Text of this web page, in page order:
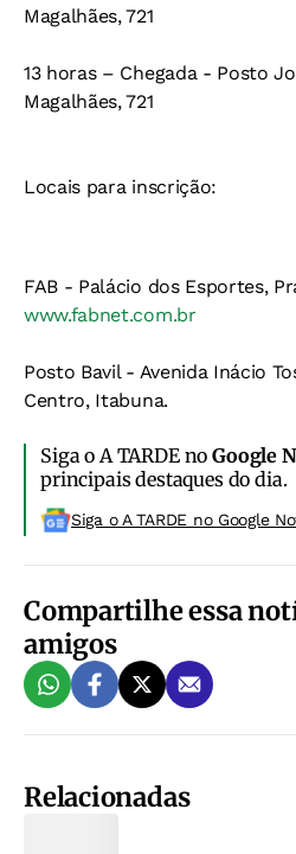
Magalhães, 721
13 horas – Chegada - Posto
Magalhães, 721
Locais para inscrição:
FAB - Palácio dos Esportes,
www.fabnet.com.br
Posto Bavil- Avenida Inácio
Centro, Itabuna.
Siga o A TARDE noGoogle
principais destaques do dia.
Siga o A TARDE no Google
Compartilhe essa
amigos
Relacionadas